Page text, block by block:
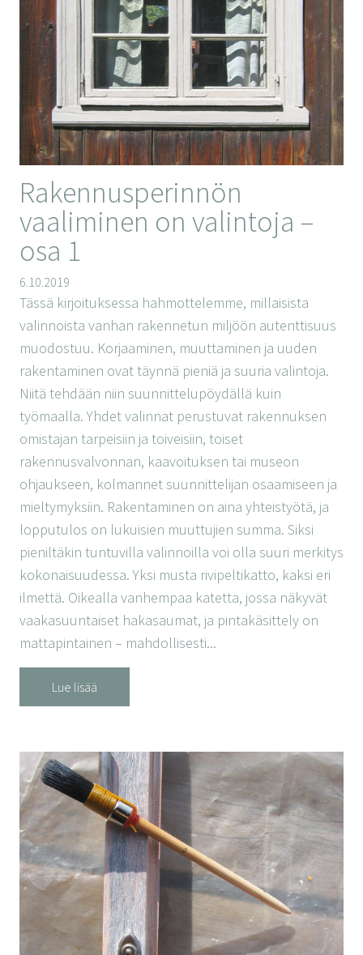
Rakennusperinnön
vaaliminen on valintoja –
osa 1
6.10.2019
Tässä kirjoituksessa hahmottelemme, millaisista
valinnoista vanhan rakennetun miljöön autenttisuus
muodostuu. Korjaaminen, muuttaminen ja uuden
rakentaminen ovat täynnä pieniä ja suuria valintoja.
Niitä tehdään niin suunnittelupöydällä kuin
työmaalla. Yhdet valinnat perustuvat rakennuksen
omistajan tarpeisiin ja toiveisiin, toiset
rakennusvalvonnan, kaavoituksen tai museon
ohjaukseen, kolmannet suunnittelijan osaamiseen ja
mieltymyksiin. Rakentaminen on aina yhteistyötä, ja
lopputulos on lukuisien muuttujien summa. Siksi
pieniltäkin tuntuvilla valinnoilla voi olla suuri merkitys
kokonaisuudessa. Yksi musta rivipeltikatto, kaksi eri
ilmettä. Oikealla vanhempaa katetta, jossa näkyvät
vaakasuuntaiset hakasaumat, ja pintakäsittely on
mattapintainen – mahdollisesti...
Lue lisää